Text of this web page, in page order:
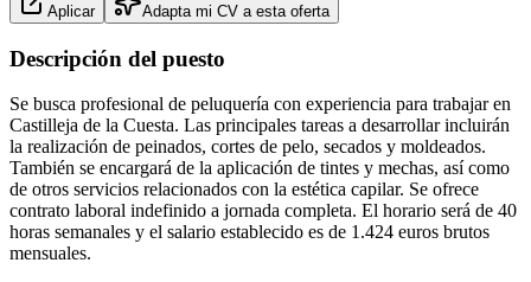
Aplicar Adapta mi CV a esta oferta
Descripción del puesto
Se busca profesional de peluquería con experiencia para trabajar en
Castilleja de la Cuesta. Las principales tareas a desarrollar incluirán
la realización de peinados, cortes de pelo, secados y moldeados.
También se encargará de la aplicación de tintes y mechas, así como
de otros servicios relacionados con la estética capilar. Se ofrece
contrato laboral indefinido a jornada completa. El horario será de 40
horas semanales y el salario establecido es de 1.424 euros brutos
mensuales.